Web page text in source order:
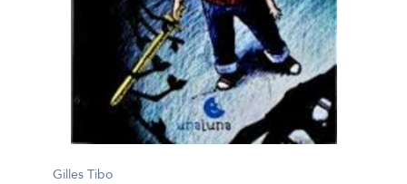
Gilles Tibo